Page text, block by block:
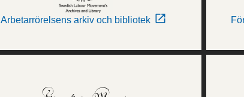
Arbetarrörelsens arkiv och bibliotek